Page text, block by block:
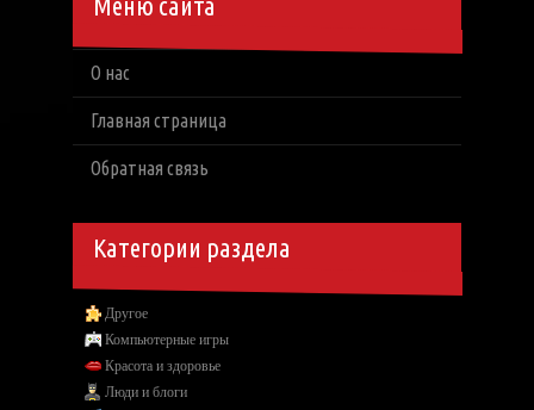
О нас
Главная страница
Обратная связь
Категории раздела
Другое
Компьютерные игры
Красота и здоровье
Люди и блоги